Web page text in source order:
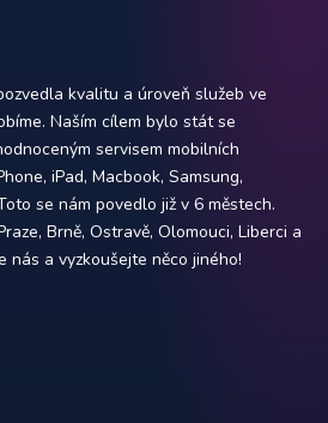
kvalitu a úroveň služeb ve
Naším cílem bylo stát se
servisem mobilních
iPad, Macbook, Samsung,
se nám povedlo již v 6 městech.
Brně, Ostravě, Olomouci, Liberci a
nás a vyzkoušejte něco jiného!